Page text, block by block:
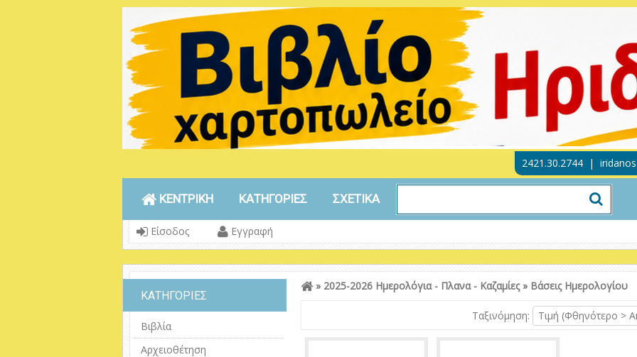
2421.30.2744 |
ΚΕΝΤΡΙΚΗ ΚΑΤΗΓΟΡΙΕΣ ΣΧΕΤΙΚΑ
Είσοδος Εγγραφή
ΚΑΤΗΓΟΡΙΕΣ
Βιβλία
Αρχειοθέτηση
» 2025-2026 Ημερολόγια - Πλανα - Καζαμίες» Βάσεις Ημερολογίου
Ταξινόμηση: Τιμή (Φθηνότερο >